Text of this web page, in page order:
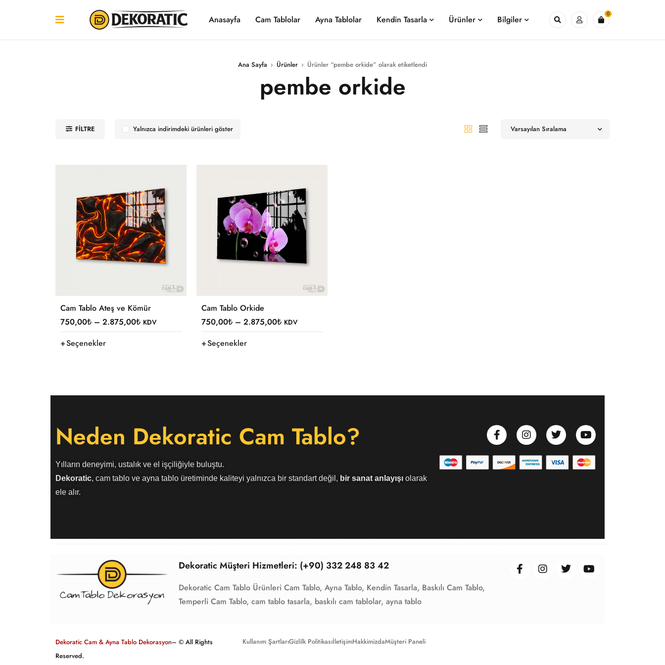
Anasayfa Cam Tablolar Ayna Tablolar Kendin Tasarla Ürünler Bilgiler
0
Ana Sayfa › Ürünler › Ürünler “pembe orkide” olarak etiketlendi
pembe orkide
FILTRE Varsayılan Sıralama
Yalnızca indirimdeki ürünleri göster
Cam Tablo Ateş ve Kömür
750,00₺ – 2.875,00₺ KDV
Seçenekler
Cam Tablo Orkide
750,00₺ – 2.875,00₺ KDV
Seçenekler
Neden Dekoratic Cam Tablo?
Yılların deneyimi, ustalık ve el işçiliğiyle buluştu.
Dekoratic, cam tablo ve ayna tablo üretiminde kaliteyi yalnızca bir standart değil, bir sanat anlayışı olarak
ele alır.
Dekoratic Müşteri Hizmetleri: (+90) 332 248 83 42
Dekoratic Cam Tablo Ürünleri Cam Tablo, Ayna Tablo, Kendin Tasarla, Baskılı Cam Tablo,
Temperli Cam Tablo, cam tablo tasarla, baskılı cam tablolar, ayna tablo
Dekoratic Cam & Ayna Tablo Dekorasyon– © All Rights
Reserved.
Kullanım ŞartlarıGizlilk PolitikasıİletişimHakkimizdaMüşteri Paneli